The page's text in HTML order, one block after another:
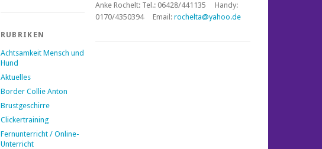
RUBRIKEN
Achtsamkeit Mensch und
Hund
Aktuelles
Border Collie Anton
Brustgeschirre
Clickertraining
Fernunterricht / Online-
Unterricht
Anke Rochelt: Tel.: 06428/441135 Handy:
0170/4350394 Email: rochelta@yahoo.de